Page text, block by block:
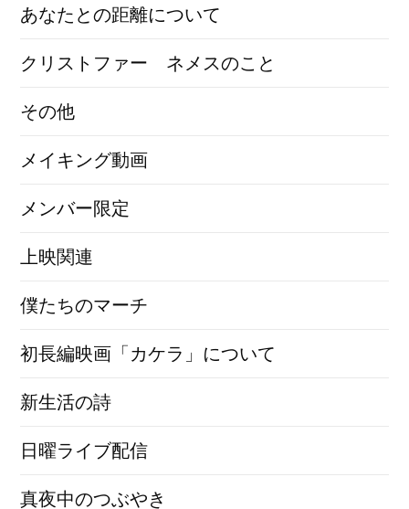
あなたとの距離について
クリストファー ネメスのこと
その他
メイキング動画
メンバー限定
上映関連
僕たちのマーチ
初長編映画「カケラ」について
新生活の詩
日曜ライブ配信
真夜中のつぶやき